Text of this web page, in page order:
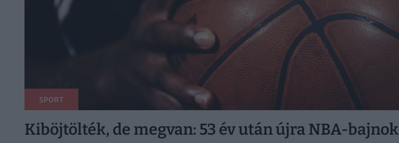
SPORT
Kiböjtölték, de megvan: 53 év után újra NBA-bajnok